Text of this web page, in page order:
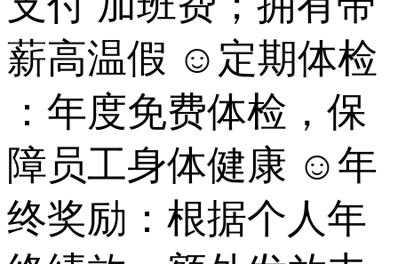
薪高温假 ☺定期体检
：年度免费体检，保
障员工身体健康 ☺年
终奖励：根据个人年